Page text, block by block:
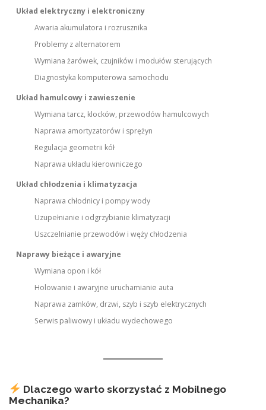
Układ elektryczny i elektroniczny
Awaria akumulatora i rozrusznika
Problemy z alternatorem
Wymiana żarówek, czujników i modułów sterujących
Diagnostyka komputerowa samochodu
Układ hamulcowy i zawieszenie
Wymiana tarcz, klocków, przewodów hamulcowych
Naprawa amortyzatorów i sprężyn
Regulacja geometrii kół
Naprawa układu kierowniczego
Układ chłodzenia i klimatyzacja
Naprawa chłodnicy i pompy wody
Uzupełnianie i odgrzybianie klimatyzacji
Uszczelnianie przewodów i węży chłodzenia
Naprawy bieżące i awaryjne
Wymiana opon i kół
Holowanie i awaryjne uruchamianie auta
Naprawa zamków, drzwi, szyb i szyb elektrycznych
Serwis paliwowy i układu wydechowego
Dlaczego warto skorzystać z Mobilnego
Mechanika?